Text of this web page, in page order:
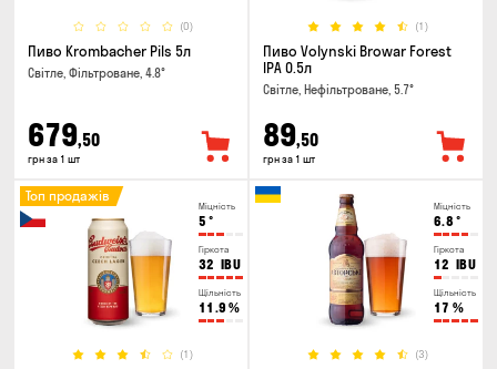
(0)
Пиво Krombacher Pils 5л
Світле, Фільтроване, 4.8°
679,50
грн за 1 шт
(1)
Пиво Volynski Browar Forest
IPA 0.5л
Світле, Нефільтроване, 5.7°
89,50
грн за 1 шт
Міцність
5 °
Гіркота
32 IBU
Щільність
11.9 %
(1)
Топ продажів
Міцність
6.8 °
Гіркота
12 IBU
Щільність
17 %
(3)